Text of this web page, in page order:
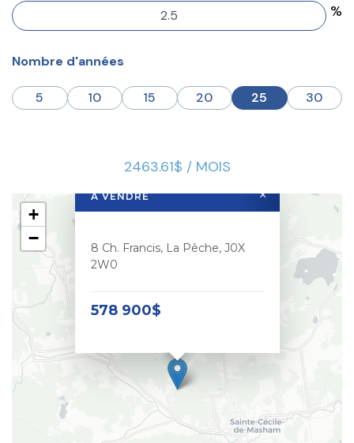
%
Nombre d'années
5 10 15 20 25 30
2463.61$ / MOIS
À VENDRE
8 Ch. Francis, La Pêche, J0X
2W0
578 900$
×
+
−